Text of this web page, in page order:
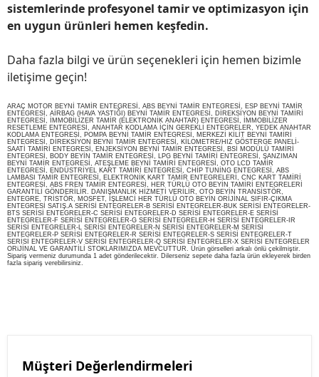
sistemlerinde profesyonel tamir ve optimizasyon için
en uygun ürünleri hemen keşfedin.
Daha fazla bilgi ve ürün seçenekleri için hemen bizimle
iletişime geçin!
ARAÇ MOTOR BEYNİ TAMİR ENTEGRESİ, ABS BEYNİ TAMİR ENTEGRESİ, ESP BEYNİ TAMİR
ENTEGRESİ, AİRBAG (HAVA YASTIĞI) BEYNİ TAMİR ENTEGRESİ, DİREKSİYON BEYNİ TAMİRİ
ENTEGRESİ, İMMOBİLİZER TAMİR (ELEKTRONİK ANAHTAR) ENTEGRESİ, İMMOBİLİZER
RESETLEME ENTEGRESİ, ANAHTAR KODLAMA İÇİN GEREKLİ ENTEGRELER, YEDEK ANAHTAR
KODLAMA ENTEGRESİ, POMPA BEYNİ TAMİR ENTEGRESİ, MERKEZİ KİLİT BEYNİ TAMİRİ
ENTEGRESİ, DİREKSİYON BEYNİ TAMİR ENTEGRESİ, KİLOMETRE/HIZ GÖSTERGE PANELİ-
SAATİ TAMİRİ ENTEGRESİ, ENJEKSİYON BEYNİ TAMİR ENTEGRESİ, BSİ MODÜLÜ TAMİRİ
ENTEGRESİ, BODY BEYİN TAMİR ENTEGRESİ, LPG BEYNİ TAMİRİ ENTEGRESİ, ŞANZIMAN
BEYNİ TAMİR ENTEGRESİ, ATEŞLEME BEYNİ TAMİRİ ENTEGRESİ, OTO LCD TAMİR
ENTEGRESİ, ENDÜSTRİYEL KART TAMİRİ ENTEGRESİ, CHİP TUNİNG ENTEGRESİ, ABS
LAMBASI TAMİR ENTEGRESİ, ELEKTRONİK KART TAMİR ENTEGRELERİ, CNC KART TAMİRİ
ENTEGRESİ, ABS FREN TAMİR ENTEGRESİ, HER TÜRLÜ OTO BEYİN TAMİRİ ENTEGRELERİ
GARANTİLİ GÖNDERİLİR. DANIŞMANLIK HİZMETİ VERİLİR, OTO BEYİN TRANSİSTÖR,
ENTEGRE, TRİSTÖR, MOSFET, İŞLEMCİ HER TÜRLÜ OTO BEYİN ORİJİNAL SIFIR-ÇIKMA
ENTEGRESİ SATIŞ.A SERİSİ ENTEGRELER-B SERİSİ ENTEGRELER-BUK SERİSİ ENTEGRELER-
BTS SERİSİ ENTEGRELER-C SERİSİ ENTEGRELER-D SERİSİ ENTEGRELER-E SERİSİ
ENTEGRELER-F SERİSİ ENTEGRELER-G SERİSİ ENTEGRELER-H SERİSİ ENTEGRELER-IR
SERİSİ ENTEGRELER-L SERİSİ ENTEGRELER-N SERİSİ ENTEGRELER-M SERİSİ
ENTEGRELER-P SERİSİ ENTEGRELER-R SERİSİ ENTEGRELER-S SERİSİ ENTEGRELER-T
SERİSİ ENTEGRELER-V SERİSİ ENTEGRELER-Q SERİSİ ENTEGRELER-X SERİSİ ENTEGRELER
ORiJİNAL VE GARANTİLİ STOKLARIMIZDA MEVCUTTUR. Ürün görselleri arkalı önlü çekilmiştir.
Sipariş vermeniz durumunda 1 adet gönderilecektir. Dilerseniz sepete daha fazla ürün ekleyerek birden
fazla sipariş verebilirsiniz.
Müşteri Değerlendirmeleri